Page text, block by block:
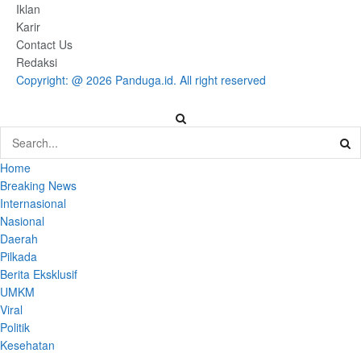
Iklan
Karir
Contact Us
Redaksi
Copyright: @ 2026 Panduga.id. All right reserved
Home
Breaking News
Internasional
Nasional
Daerah
Pilkada
Berita Eksklusif
UMKM
Viral
Politik
Kesehatan